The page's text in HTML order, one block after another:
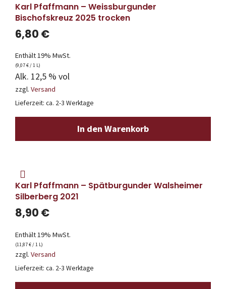
Karl Pfaffmann – Weissburgunder
Bischofskreuz 2025 trocken
6,80 €
Enthält 19% MwSt.
(9,07€/ 1 L)
Alk. 12,5 % vol
zzgl. Versand
Lieferzeit: ca. 2-3 Werktage
In den Warenkorb
Karl Pfaffmann – Spätburgunder Walsheimer
Silberberg 2021
8,90 €
Enthält 19% MwSt.
(11,87€/ 1 L)
zzgl. Versand
Lieferzeit: ca. 2-3 Werktage